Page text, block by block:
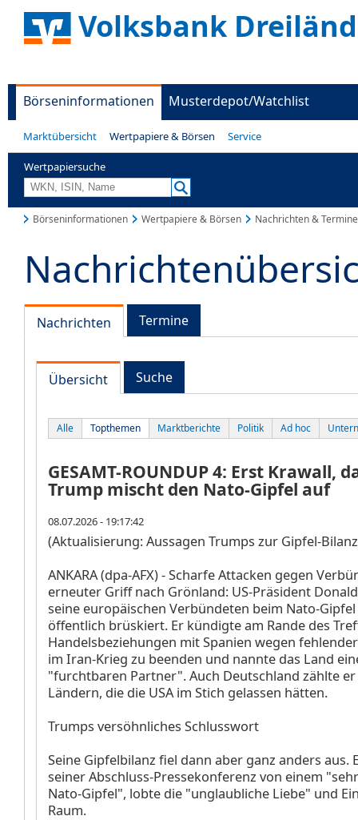
Volksbank
Börseninformationen Musterdepot/Watchlist
Marktübersicht Wertpapiere & Börsen Service
Wertpapiersuche
Börseninformationen Wertpapiere & Börsen Nachrichten & Termine
Nachrichten Termine
Übersicht Suche
Alle Topthemen Marktberichte Politik Ad hoc
GESAMT-ROUNDUP 4: Erst Krawall,
Trump mischt den Nato-Gipfel auf
08.07.2026 - 19:17:42
(Aktualisierung: Aussagen Trumps zur Gipfel-
ANKARA (dpa-AFX) - Scharfe Attacken gegen
erneuter Griff nach Grönland: US-Präsident
seine europäischen Verbündeten beim Nato-
öffentlich brüskiert. Er kündigte am Rande des
Handelsbeziehungen mit Spanien wegen
im Iran-Krieg zu beenden und nannte das Land
"furchtbaren Partner". Auch Deutschland zählte
Ländern, die die USA im Stich gelassen hätten.
Trumps versöhnliches Schlusswort
Seine Gipfelbilanz fiel dann aber ganz anders aus.
seiner Abschluss-Pressekonferenz von einem
Nato-Gipfel", lobte die "unglaubliche Liebe" und
Raum.